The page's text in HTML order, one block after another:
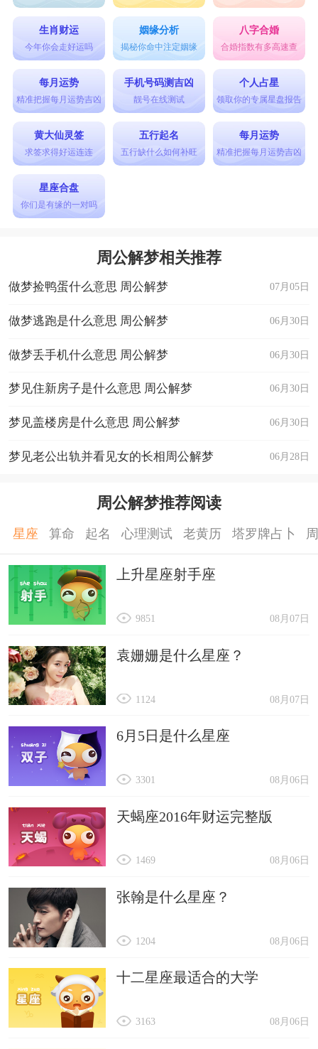
生肖财运
今年你会走好运吗
姻缘分析
揭秘你命中注定姻缘
八字合婚
合婚指数有多高速查
每月运势
精准把握每月运势吉凶
手机号码测吉凶
靓号在线测试
个人占星
领取你的专属星盘报告
黄大仙灵签
求签求得好运连连
五行起名
五行缺什么如何补旺
每月运势
精准把握每月运势吉凶
星座合盘
你们是有缘的一对吗
周公解梦相关推荐
07月05日
做梦捡鸭蛋什么意思 周公解梦
06月30日
做梦逃跑是什么意思 周公解梦
06月30日
做梦丢手机什么意思 周公解梦
06月30日
梦见住新房子是什么意思 周公解梦
06月30日
梦见盖楼房是什么意思 周公解梦
06月28日
梦见老公出轨并看见女的长相周公解梦
周公解梦推荐阅读
星座 算命 起名 心理测试 老黄历 塔罗牌占卜
上升星座射手座
08月07日
9851
袁姗姗是什么星座？
08月07日
1124
6月5日是什么星座
08月06日
3301
天蝎座2016年财运完整版
08月06日
1469
张翰是什么星座？
08月06日
1204
十二星座最适合的大学
08月06日
3163